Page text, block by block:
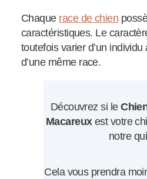
Chaque race de chien
caractéristiques. Le
toutefois varier d’un individu
d’une même race.
Découvrez si le
Macareuxest votre
notre
Cela vous prendra